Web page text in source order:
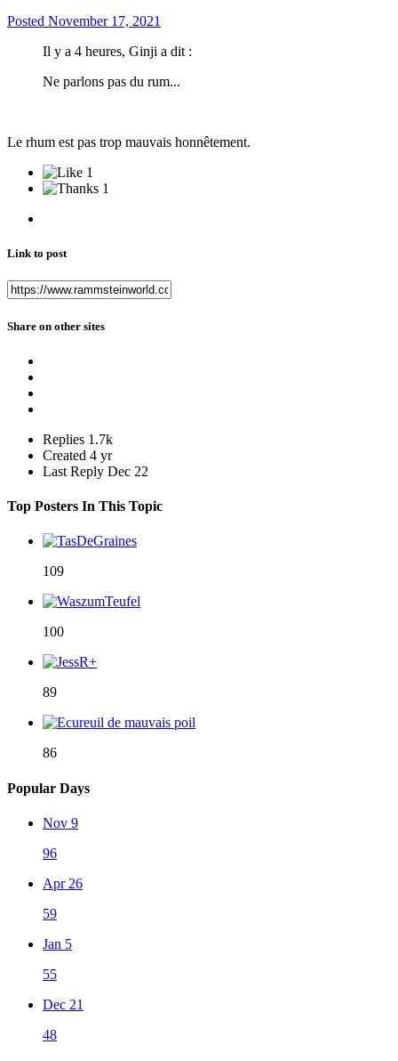
Posted November 17, 2021
Il y a 4 heures, Ginji a dit :
Ne parlons pas du rum...
Le rhum est pas trop mauvais honnêtement.
1
1
Link to post
Share on other sites
Replies 1.7k
Created 4 yr
Last Reply Dec 22
Top Posters In This Topic
109
100
89
86
Popular Days
Nov 9
96
Apr 26
59
Jan 5
55
Dec 21
48